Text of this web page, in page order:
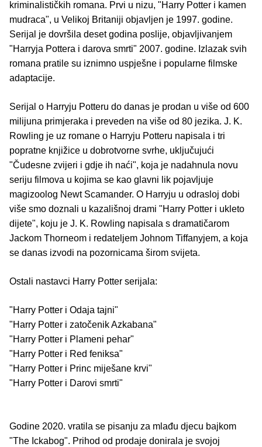
kriminalističkih romana. Prvi u nizu, "Harry Potter i kamen
mudraca", u Velikoj Britaniji objavljen je 1997. godine.
Serijal je dovršila deset godina poslije, objavljivanjem
"Harryja Pottera i darova smrti" 2007. godine. Izlazak svih
romana pratile su iznimno uspješne i popularne filmske
adaptacije.
Serijal o Harryju Potteru do danas je prodan u više od 600
milijuna primjeraka i preveden na više od 80 jezika. J. K.
Rowling je uz romane o Harryju Potteru napisala i tri
popratne knjižice u dobrotvorne svrhe, uključujući
"Čudesne zvijeri i gdje ih naći", koja je nadahnula novu
seriju filmova u kojima se kao glavni lik pojavljuje
magizoolog Newt Scamander. O Harryju u odrasloj dobi
više smo doznali u kazališnoj drami "Harry Potter i ukleto
dijete", koju je J. K. Rowling napisala s dramatičarom
Jackom Thorneom i redateljem Johnom Tiffanyjem, a koja
se danas izvodi na pozornicama širom svijeta.
Ostali nastavci Harry Potter serijala:
"Harry Potter i Odaja tajni"
"Harry Potter i zatočenik Azkabana"
"Harry Potter i Plameni pehar"
"Harry Potter i Red feniksa"
"Harry Potter i Princ miješane krvi"
"Harry Potter i Darovi smrti"
Godine 2020. vratila se pisanju za mlađu djecu bajkom
"The Ickabog". Prihod od prodaje donirala je svojoj